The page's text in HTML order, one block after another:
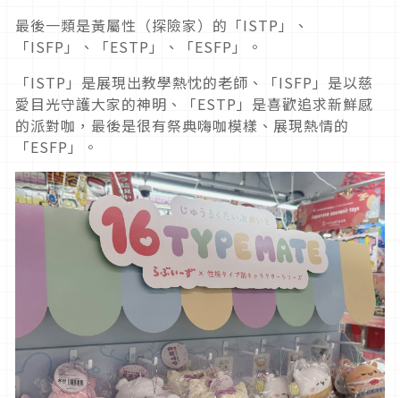
最後一類是黃屬性（探險家）的「ISTP」、
「ISFP」、「ESTP」、「ESFP」。
「ISTP」是展現出教學熱忱的老師、「ISFP」是以慈
愛目光守護大家的神明、「ESTP」是喜歡追求新鮮感
的派對咖，最後是很有祭典嗨咖模樣、展現熱情的
「ESFP」。